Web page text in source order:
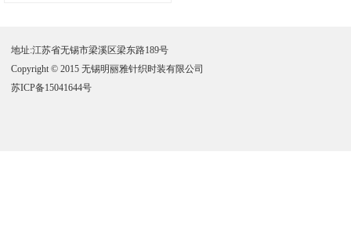
地址:江苏省无锡市梁溪区梁东路189号
Copyright © 2015 无锡明丽雅针织时装有限公司
苏ICP备15041644号